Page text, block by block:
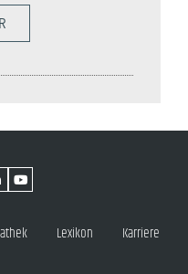
Lexikon Karriere